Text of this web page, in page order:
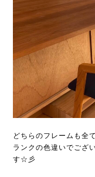
どちらのフレームも全
ランクの色違いでござ
す☆彡